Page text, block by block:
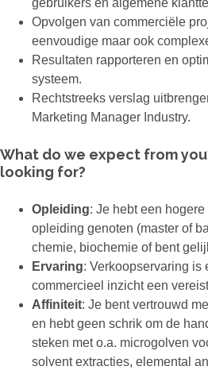
gebruikers en algemene
Opvolgen van commerciële
eenvoudige maar ook
Resultaten rapporteren en
systeem.
Rechtstreeks verslag
Marketing Manager Industry.
What do we expect from
looking for?
Opleiding: Je hebt een
opleiding genoten (master of
chemie, biochemie of bent
Ervaring: Verkoopservaring is
commercieel inzicht een
Affiniteit: Je bent vertrouwd
en hebt geen schrik om de
steken met o.a. microgolven
solvent extracties, elemental